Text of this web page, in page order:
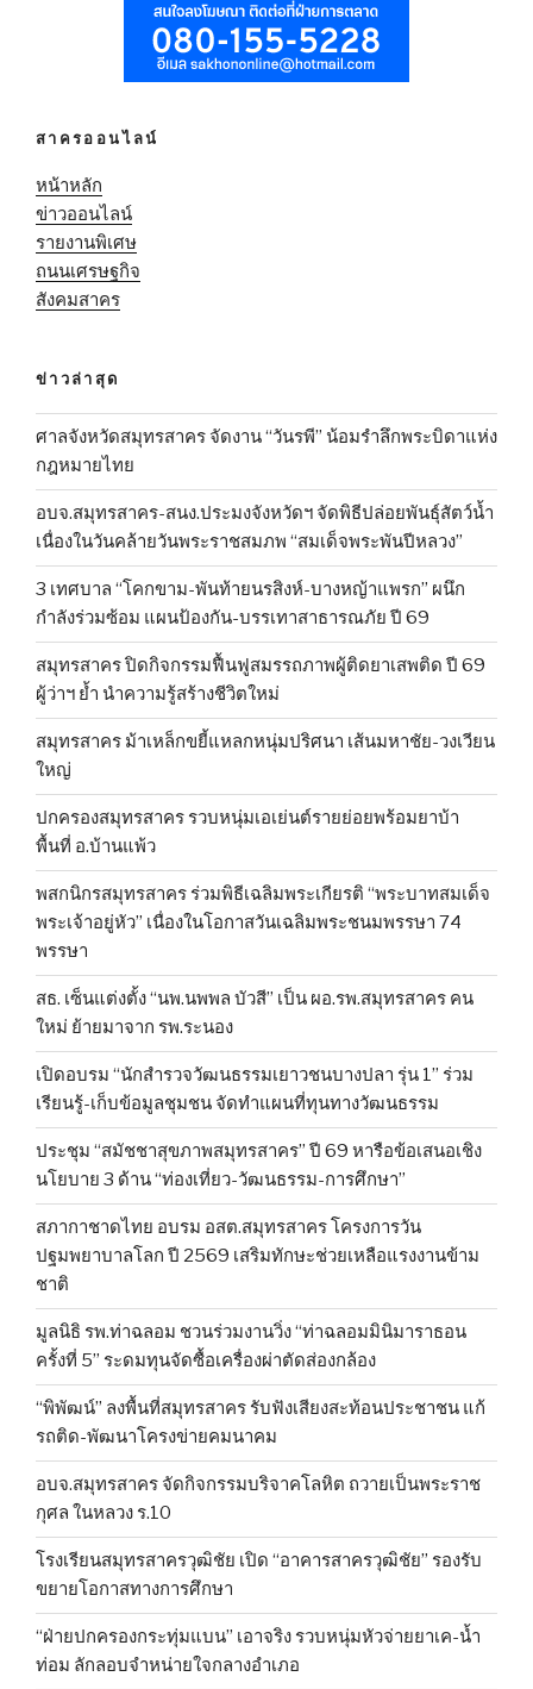
สาครออนไลน์
หน้าหลัก
ข่าวออนไลน์
รายงานพิเศษ
ถนนเศรษฐกิจ
สังคมสาคร
ข่าวล่าสุด
ศาลจังหวัดสมุทรสาคร จัดงาน “วันรพี” น้อมรำลึกพระบิดาแห่ง
กฎหมายไทย
อบจ.สมุทรสาคร-สนง.ประมงจังหวัดฯ จัดพิธีปล่อยพันธุ์สัตว์น้ำ
เนื่องในวันคล้ายวันพระราชสมภพ “สมเด็จพระพันปีหลวง”
3 เทศบาล “โคกขาม-พันท้ายนรสิงห์-บางหญ้าแพรก” ผนึก
กำลังร่วมซ้อม แผนป้องกัน-บรรเทาสาธารณภัย ปี 69
สมุทรสาคร ปิดกิจกรรมฟื้นฟูสมรรถภาพผู้ติดยาเสพติด ปี 69
ผู้ว่าฯ ย้ำ นำความรู้สร้างชีวิตใหม่
สมุทรสาคร ม้าเหล็กขยี้แหลกหนุ่มปริศนา เส้นมหาชัย-วงเวียน
ใหญ่
ปกครองสมุทรสาคร รวบหนุ่มเอเย่นต์รายย่อยพร้อมยาบ้า
พื้นที่ อ.บ้านแพ้ว
พสกนิกรสมุทรสาคร ร่วมพิธีเฉลิมพระเกียรติ “พระบาทสมเด็จ
พระเจ้าอยู่หัว” เนื่องในโอกาสวันเฉลิมพระชนมพรรษา 74
พรรษา
สธ. เซ็นแต่งตั้ง “นพ.นพพล บัวสี” เป็น ผอ.รพ.สมุทรสาคร คน
ใหม่ ย้ายมาจาก รพ.ระนอง
เปิดอบรม “นักสำรวจวัฒนธรรมเยาวชนบางปลา รุ่น 1” ร่วม
เรียนรู้-เก็บข้อมูลชุมชน จัดทำแผนที่ทุนทางวัฒนธรรม
ประชุม “สมัชชาสุขภาพสมุทรสาคร” ปี 69 หารือข้อเสนอเชิง
นโยบาย 3 ด้าน “ท่องเที่ยว-วัฒนธรรม-การศึกษา”
สภากาชาดไทย อบรม อสต.สมุทรสาคร โครงการวัน
ปฐมพยาบาลโลก ปี 2569 เสริมทักษะช่วยเหลือแรงงานข้าม
ชาติ
มูลนิธิ รพ.ท่าฉลอม ชวนร่วมงานวิ่ง “ท่าฉลอมมินิมาราธอน
ครั้งที่ 5” ระดมทุนจัดซื้อเครื่องผ่าตัดส่องกล้อง
“พิพัฒน์” ลงพื้นที่สมุทรสาคร รับฟังเสียงสะท้อนประชาชน แก้
รถติด-พัฒนาโครงข่ายคมนาคม
อบจ.สมุทรสาคร จัดกิจกรรมบริจาคโลหิต ถวายเป็นพระราช
กุศล ในหลวง ร.10
โรงเรียนสมุทรสาครวุฒิชัย เปิด “อาคารสาครวุฒิชัย” รองรับ
ขยายโอกาสทางการศึกษา
“ฝ่ายปกครองกระทุ่มแบน” เอาจริง รวบหนุ่มหัวจ่ายยาเค-น้ำ
ท่อม ลักลอบจำหน่ายใจกลางอำเภอ